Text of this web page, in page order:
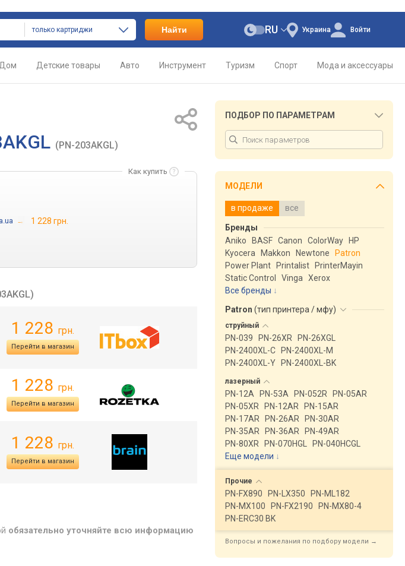
только картриджи Найти Украина
RU Войти
Дом Детские товары Авто Инструмент Туризм Спорт Мода и аксессуары
(PN-203AKGL)
Как купить
→ 1 228 грн.
1 228 грн.
Перейти в магазин
1 228 грн.
Перейти в магазин
1 228 грн.
Перейти в магазин
обязательно уточняйте всю информацию
ПОДБОР ПО ПАРАМЕТРАМ
МОДЕЛИ
в продаже все
Бренды
Aniko
BASF Canon ColorWay
HP
Kyocera
Makkon Newtone
Patron
Power Plant
Printalist
PrinterMayin
Static Control
Vinga
Xerox
Все бренды
Patron (тип принтера / мфу)
струйный
PN-039 PN-26XR
PN-26XGL
PN-2400XL-C
PN-2400XL-M
PN-2400XL-Y
PN-2400XL-BK
лазерный
PN-12A PN-53A PN-052R
PN-05AR
PN-05XR
PN-12AR
PN-15AR
PN-17AR
PN-26AR
PN-30AR
PN-35AR
PN-36AR
PN-49AR
PN-80XR
PN-070HGL
PN-040HCGL
Еще модели ↓
Прочие
PN-FX890 PN-LX350
PN-ML182
PN-MX100
PN-FX2190
PN-MX80-4
PN-ERC30 BK
Вопросы и пожелания по подбору модели →